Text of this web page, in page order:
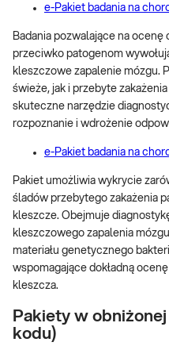
e-Pakiet badania na
Badania pozwalające na ocenę
przeciwko patogenom
kleszczowe zapalenie mózgu.
świeże, jak i przebyte
skuteczne narzędzie
rozpoznanie i wdrożenie
e-Pakiet badania na
Pakiet umożliwia wykrycie
śladów przebytego zakażenia
kleszcze. Obejmuje
kleszczowego zapalenia
materiału genetycznego
wspomagające dokładną
kleszcza.
Pakiety w
kodu)